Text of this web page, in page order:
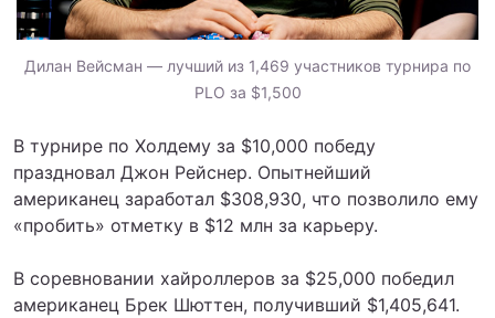
Дилан Вейсман — лучший из 1,469 участников турнира по
PLO за $1,500
В турнире по Холдему за $10,000 победу
праздновал Джон Рейснер. Опытнейший
американец заработал $308,930, что позволило ему
«пробить» отметку в $12 млн за карьеру.
В соревновании хайроллеров за $25,000 победил
американец Брек Шюттен, получивший $1,405,641.